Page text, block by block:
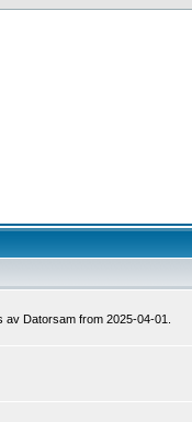
Datorsam from 2025-04-01.